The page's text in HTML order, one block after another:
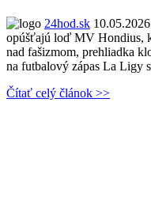
24hod.sk
opúšťajú loď MV Hondius,
nad fašizmom, prehliadka
na futbalový zápas La Ligy
Čítať celý článok >>